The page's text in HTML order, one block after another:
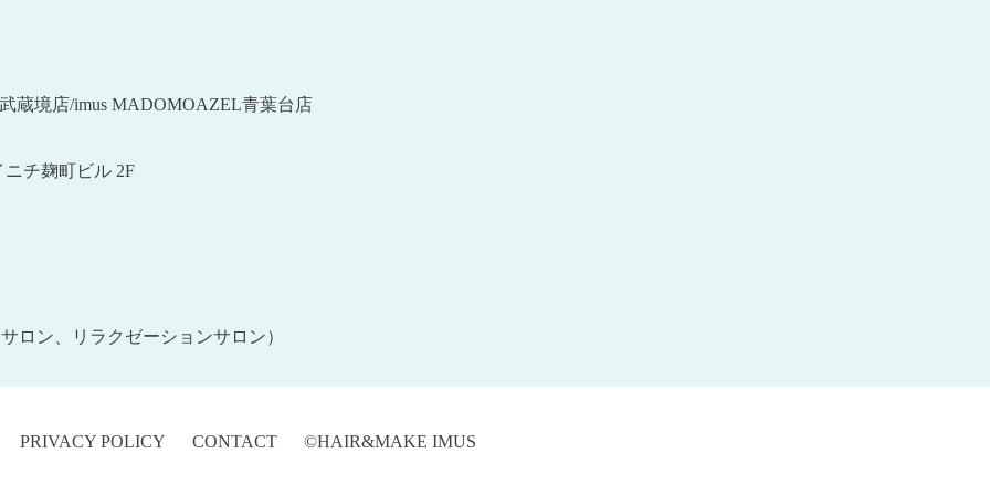
蔵境店/imus MADOMOAZEL青葉台店
チ麹町ビル 2F
ロン、リラクゼーションサロン）
PRIVACY POLICY CONTACT ©HAIR&MAKE IMUS